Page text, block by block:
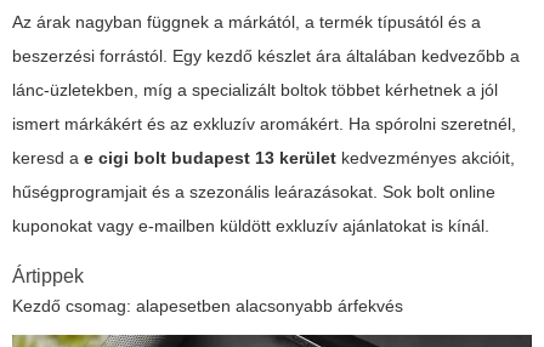
Az árak nagyban függnek a márkától, a termék típusától és a
beszerzési forrástól. Egy kezdő készlet ára általában kedvezőbb a
lánc-üzletekben, míg a specializált boltok többet kérhetnek a jól
ismert márkákért és az exkluzív aromákért. Ha spórolni szeretnél,
keresd a e cigi bolt budapest 13 kerület kedvezményes akcióit,
hűségprogramjait és a szezonális leárazásokat. Sok bolt online
kuponokat vagy e-mailben küldött exkluzív ajánlatokat is kínál.
Ártippek
Kezdő csomag: alapesetben alacsonyabb árfekvés